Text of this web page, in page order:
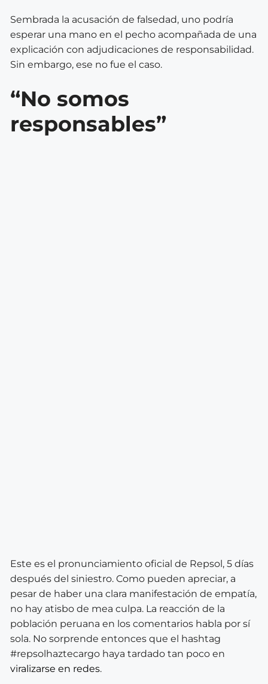
Sembrada la acusación de falsedad, uno podría
esperar una mano en el pecho acompañada de una
explicación con adjudicaciones de responsabilidad.
Sin embargo, ese no fue el caso.
“No somos
responsables”
Este es el pronunciamiento oficial de Repsol, 5 días
después del siniestro. Como pueden apreciar, a
pesar de haber una clara manifestación de empatía,
no hay atisbo de mea culpa. La reacción de la
población peruana en los comentarios habla por sí
sola. No sorprende entonces que el hashtag
#repsolhaztecargo haya tardado tan poco en
viralizarse en redes.